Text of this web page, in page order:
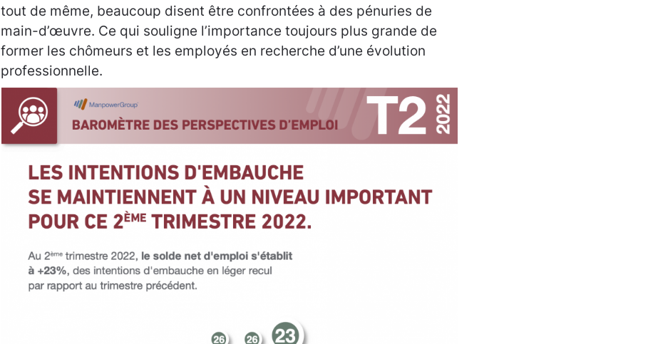
tout de même, beaucoup disent être confrontées à des pénuries de
main-d’œuvre. Ce qui souligne l’importance toujours plus grande de
former les chômeurs et les employés en recherche d’une évolution
professionnelle.